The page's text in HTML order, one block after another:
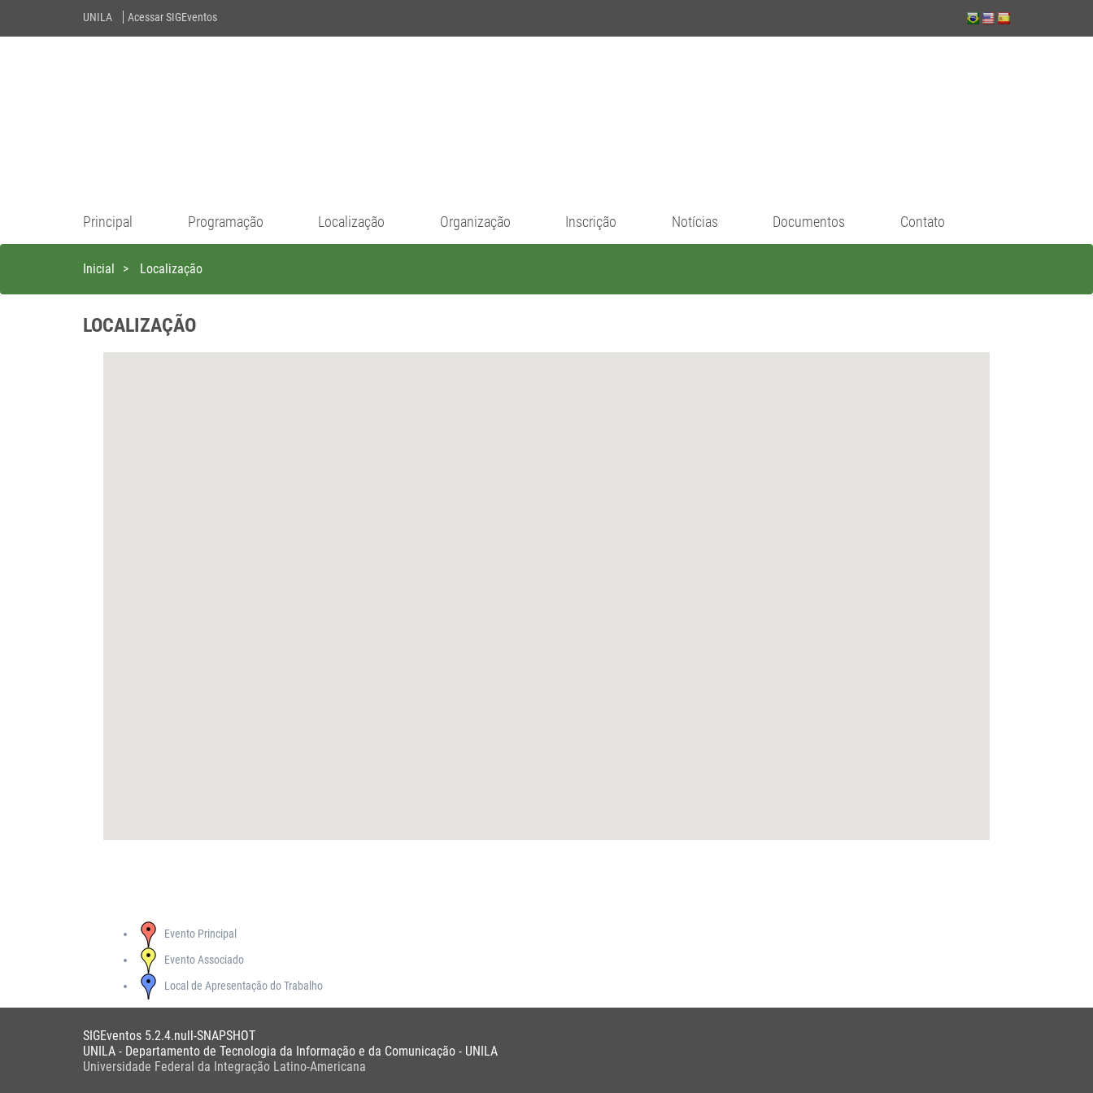
UNILA Acessar SIGEventos
Principal Programação Localização Organização Inscrição Notícias Documentos Contato
Inicial > Localização
LOCALIZAÇÃO
Evento Principal
Evento Associado
Local de Apresentação do Trabalho
SIGEventos 5.2.4.null-SNAPSHOT
UNILA - Departamento de Tecnologia da Informação e da Comunicação - UNILA
Universidade Federal da Integração Latino-Americana